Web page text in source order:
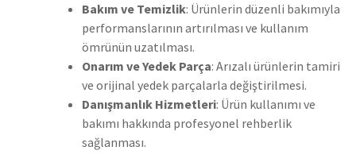
Bakım ve Temizlik: Ürünlerin düzenli bakımıyla
performanslarının artırılması ve kullanım
ömrünün uzatılması.
Onarım ve Yedek Parça: Arızalı ürünlerin tamiri
ve orijinal yedek parçalarla değiştirilmesi.
Danışmanlık Hizmetleri: Ürün kullanımı ve
bakımı hakkında profesyonel rehberlik
sağlanması.